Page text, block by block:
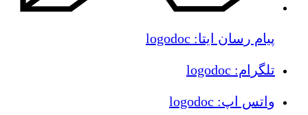
پیام رسان ایتا: logodoc
تلگرام: logodoc
واتس اپ: logodoc